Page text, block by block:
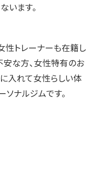
います。
性トレーナーも在籍し
安な方、女性特有のお
入れて女性らしい体
ナルジムです。